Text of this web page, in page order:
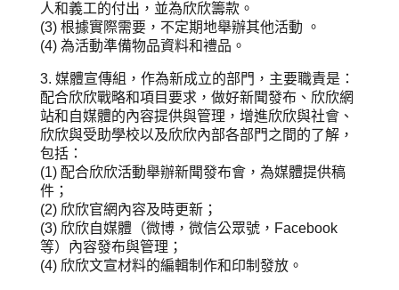
人和義工的付出，並為欣欣籌款。
(3) 根據實際需要，不定期地舉辦其他活動 。
(4) 為活動準備物品資料和禮品。
3. 媒體宣傳組，作為新成立的部門，主要職責是：
配合欣欣戰略和項目要求，做好新聞發布、欣欣網
站和自媒體的內容提供與管理，增進欣欣與社會、
欣欣與受助學校以及欣欣內部各部門之間的了解，
包括：
(1) 配合欣欣活動舉辦新聞發布會，為媒體提供稿
件；
(2) 欣欣官網內容及時更新；
(3) 欣欣自媒體（微博，微信公眾號，Facebook
等）內容發布與管理；
(4) 欣欣文宣材料的編輯制作和印制發放。